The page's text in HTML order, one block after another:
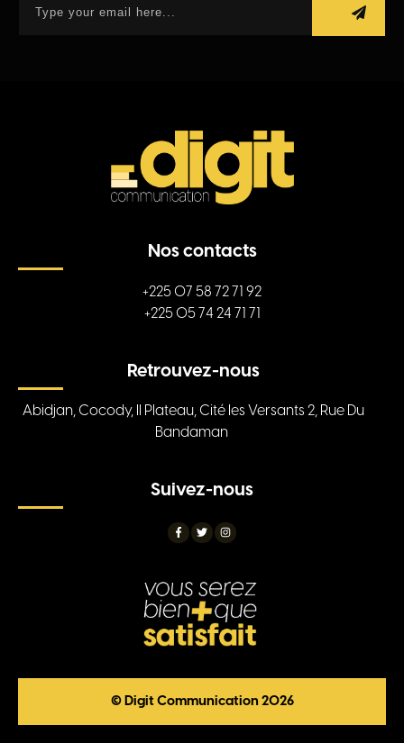
Nos contacts
+225 07 58 72 71 92
+225 05 74 24 71 71
Retrouvez-nous
Abidjan, Cocody, II Plateau, Cité les Versants 2, Rue Du
Bandaman
Suivez-nous
© Digit Communication 2026